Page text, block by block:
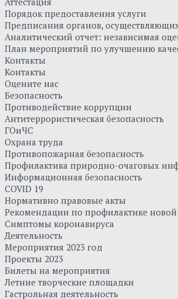
Порядок предоставления услуги
Предписания органов,
Аналитический отчет: независимая
План мероприятий по улучшению
Контакты
Контакты
Оцените нас
Безопасность
Противодействие коррупции
Антитеррористическая безопасность
ГОиЧС
Охрана труда
Противопожарная безопасность
Профилактика природно-очаговых
Информационная безопасность
COVID 19
Нормативно правовые акты
Рекомендации по профилактике
Симптомы коронавируса
Деятельность
Мероприятия 2023 год
Проекты 2023
Билеты на мероприятия
Летние творческие площадки
Гастрольная деятельность